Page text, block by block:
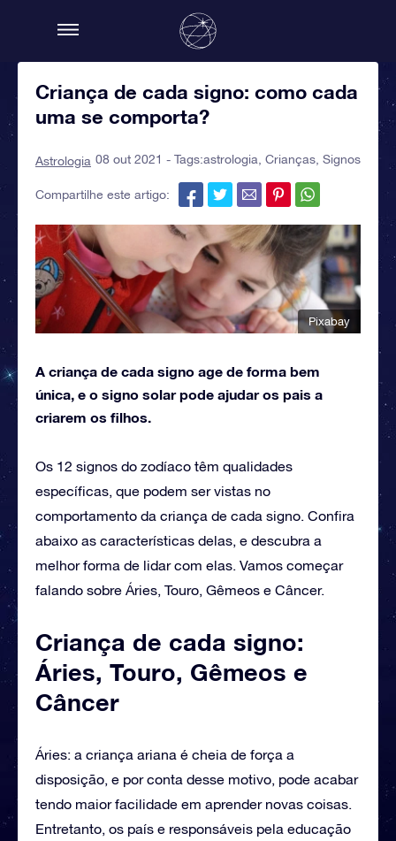
Criança de cada signo: como cada
uma se comporta?
Astrologia 08 out 2021 - Tags:astrologia Crianças Signos
Compartilhe este artigo:
Pixabay
A criança de cada signo age de forma bem
única, e o signo solar pode ajudar os pais a
criarem os filhos.
Os 12 signos do zodíaco têm qualidades
específicas, que podem ser vistas no
comportamento da criança de cada signo. Confira
abaixo as características delas, e descubra a
melhor forma de lidar com elas. Vamos começar
falando sobre Áries, Touro, Gêmeos e Câncer.
Criança de cada signo:
Áries, Touro, Gêmeos e
Câncer
Áries: a criança ariana é cheia de força a
disposição, e por conta desse motivo, pode acabar
tendo maior facilidade em aprender novas coisas.
Entretanto, os país e responsáveis pela educação